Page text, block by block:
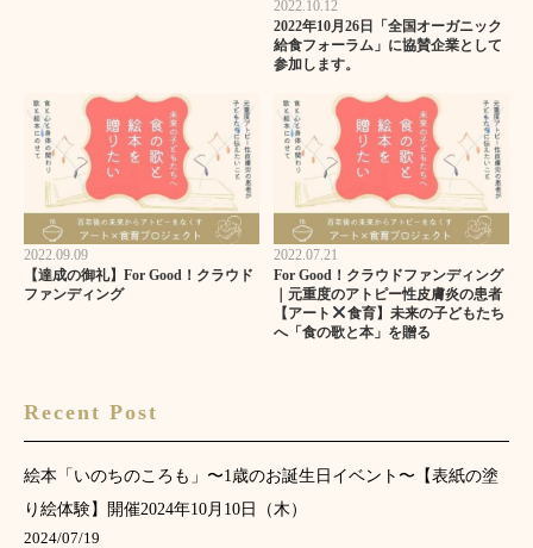
2022.10.12
2022年10月26日「全国オーガニック
給食フォーラム」に協賛企業として
参加します。
2022.09.09
【達成の御礼】For Good！クラウド
ファンディング
2022.07.21
For Good！クラウドファンディング
｜元重度のアトピー性皮膚炎の患者
【アート
食育】未来の子どもたち
へ「食の歌と本」を贈る
Recent Post
絵本「いのちのころも」〜1歳のお誕生日イベント〜【表紙の塗
り絵体験】開催2024年10月10日（木）
2024/07/19